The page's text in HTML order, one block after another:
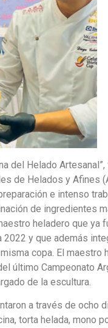
del Helado
de Helados y Afines
e intenso
de ingredientes
heladero que ya
2022 y que además
copa. El
último Campeonato
de la escultura.
a través de ocho
torta helada, mono